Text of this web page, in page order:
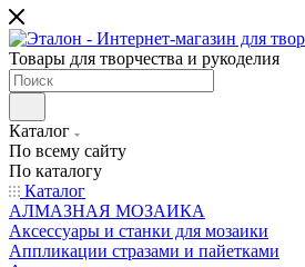
Товары для творчества и рукоделия
Каталог
По всему сайту
По каталогу
Каталог
АЛМАЗНАЯ МОЗАИКА
Аксессуары и станки для мозаики
Аппликации стразами и пайетками